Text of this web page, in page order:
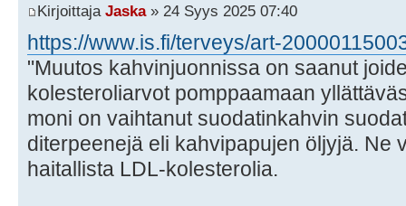
Kirjoittaja Jaska» 24 Syys 2025 07:40
https://www.is.fi/terveys/art-
"Muutos kahvinjuonnissa on saanut
kolesteroliarvot pomppaamaan
moni on vaihtanut suodatinkahvin
diterpeenejä eli kahvipapujen öljyjä. Ne
haitallista LDL-kolesterolia.